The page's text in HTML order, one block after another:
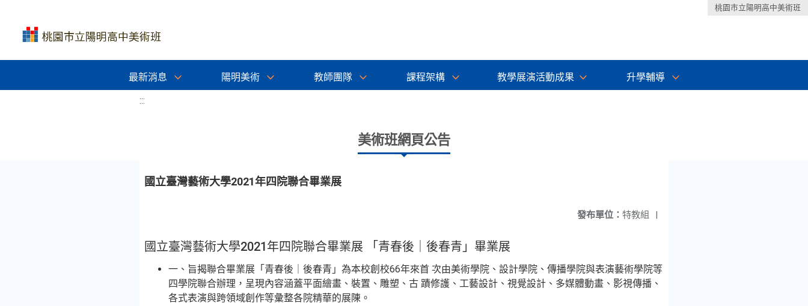
桃園市立陽明高中美術班
最新消息 陽明美術 教師團隊 課程架構 教學展演活動成果 升學輔導
:::
美術班網頁公告
國立臺灣藝術大學2021年四院聯合畢業展
發布單位： 特教組 |
國立臺灣藝術大學2021年四院聯合畢業展 「青春後｜後春青」畢業展
一、旨揭聯合畢業展「青春後｜後春青」為本校創校66年來首 次由美術學院、設計學院、傳播學院與表演藝術學院等
四學院聯合辦理，呈現內容涵蓋平面繪畫、裝置、雕塑、古 蹟修護、工藝設計、視覺設計、多媒體動畫、影視傳播、
各式表演與跨領域創作等彙整各院精華的展陳。